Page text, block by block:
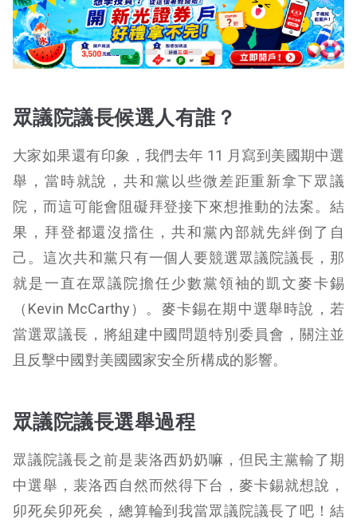
眾議院議長候選人有誰？
大家如果還有印象，我們去年 11 月寫到美國期中選
舉，當時就說，共和黨以些微差距重新拿下眾議
院，而這可能會阻礙拜登接下來想推動的法案。結
果，拜登都還沒擋住，共和黨內部就先絆倒了自
己。這次共和黨只有一個人要競選眾議院議長，那
就是一直在眾議院擔任少數黨領袖的凱文麥卡錫
（Kevin McCarthy）。麥卡錫在期中選舉時說，若
當選眾議長，將組建中國問題特別委員會，關注並
且反擊中國對美國國家安全所構成的影響。
眾議院議長選舉過程
眾議院議長之前是裴洛西奶奶嘛，但民主黨輸了期
中選舉，裴洛西自然而然得下台，麥卡錫就想說，
卯死矣卯死矣，總算輪到我當眾議院議長了吧！結